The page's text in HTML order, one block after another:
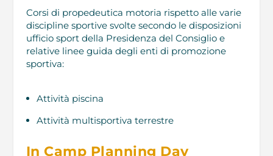
Corsi di propedeutica motoria rispetto alle varie
discipline sportive svolte secondo le disposizioni
ufficio sport della Presidenza del Consiglio e
relative linee guida degli enti di promozione
sportiva:
Attività piscina
Attività multisportiva terrestre
In Camp Planning Day